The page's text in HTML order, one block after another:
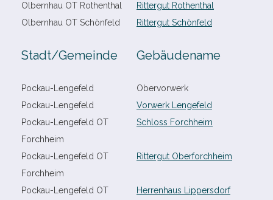
Olbernhau OT Rothenthal
Rittergut Rothenthal
Olbernhau OT Schönfeld
Rittergut Schönfeld
Stadt/​Gemeinde Gebäudename
Pockau-​Lengefeld
Obervorwerk
Pockau-​Lengefeld
Vorwerk Lengefeld
Pockau-​Lengefeld OT
Forchheim
Schloss Forchheim
Pockau-​Lengefeld OT
Forchheim
Rittergut Oberforchheim
Pockau-​Lengefeld OT
Herrenhaus Lippersdorf